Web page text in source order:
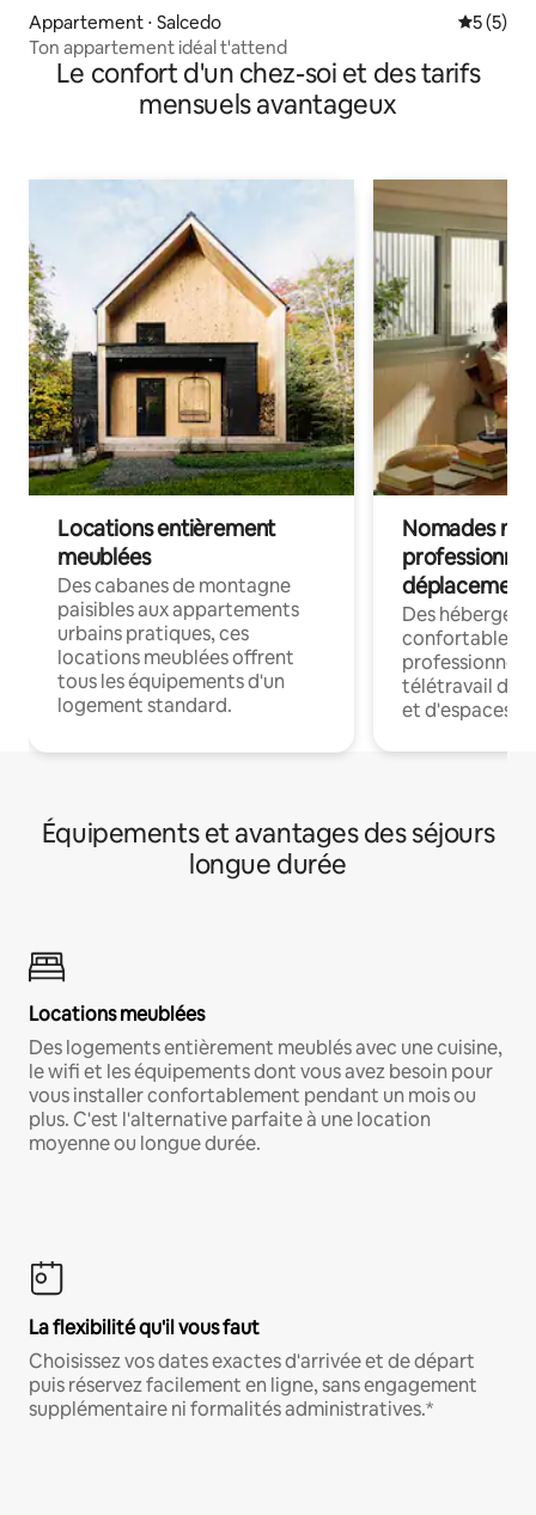
Appartement ⋅ Salcedo
5 (5)
Ton appartement idéal t'attend
Le confort d'un chez-soi et des tarifs
mensuels avantageux
Locations entièrement
meublées
Des cabanes de montagne
paisibles aux appartements
urbains pratiques, ces
locations meublées offrent
tous les équipements d'un
logement standard.
Nomades
déplacement
Des
confortables
professionnels
télétravail
et d'espaces
Équipements et avantages des séjours
longue durée
Locations meublées
Des logements entièrement meublés avec une cuisine,
le wifi et les équipements dont vous avez besoin pour
vous installer confortablement pendant un mois ou
plus. C'est l'alternative parfaite à une location
moyenne ou longue durée.
La flexibilité qu'il vous faut
Choisissez vos dates exactes d'arrivée et de départ
puis réservez facilement en ligne, sans engagement
supplémentaire ni formalités administratives.*